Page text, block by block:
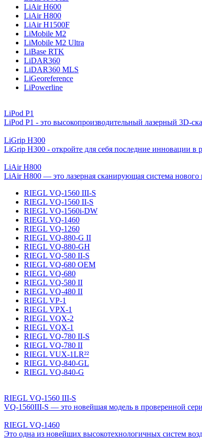
LiAir H600
LiAir H800
LiAir H1500F
LiMobile M2
LiMobile M2 Ultra
LiBase RTK
LiDAR360
LiDAR360 MLS
LiGeoreference
LiPowerline
LiPod P1
LiPod P1 - это высокопроизводительный лазерный 3D-
LiGrip H300
LiGrip H300 - откройте для себя последние инновации в
LiAir H800
LiAir H800 — это лазерная сканирующая система
RIEGL VQ-1560 III-S
RIEGL VQ-1560 II-S
RIEGL VQ-1560i-DW
RIEGL VQ-1460
RIEGL VQ-1260
RIEGL VQ-880-G II
RIEGL VQ-880-GH
RIEGL VQ-580 II-S
RIEGL VQ-680 OEM
RIEGL VQ-680
RIEGL VQ-580 II
RIEGL VQ-480 II
RIEGL VP-1
RIEGL VPX-1
RIEGL VQX-2
RIEGL VQX-1
RIEGL VQ-780 II-S
RIEGL VQ-780 II
RIEGL VUX-1LR²²
RIEGL VQ-840-GL
RIEGL VQ-840-G
RIEGL VQ-1560 III-S
VQ-1560III-S — это новейшая модель в проверенной
RIEGL VQ-1460
Это одна из новейших высокотехнологичных систем